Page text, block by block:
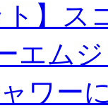
ト】
エム
ワー